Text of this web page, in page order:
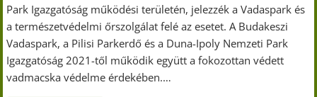
Park Igazgatóság működési területén, jelezzék a Vadaspark és
a természetvédelmi őrszolgálat felé az esetet. A Budakeszi
Vadaspark, a Pilisi Parkerdő és a Duna-Ipoly Nemzeti Park
Igazgatóság 2021-től működik együtt a fokozottan védett
vadmacska védelme érdekében.…